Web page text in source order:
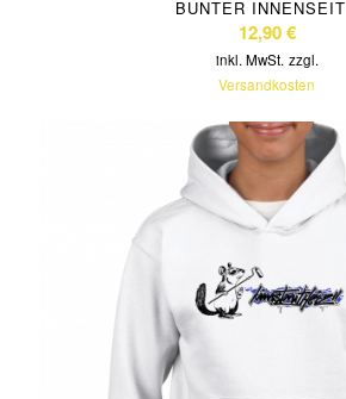
UNTER INNENSEITE
12,90€
inkl. MwSt. zzgl.
Versandkosten